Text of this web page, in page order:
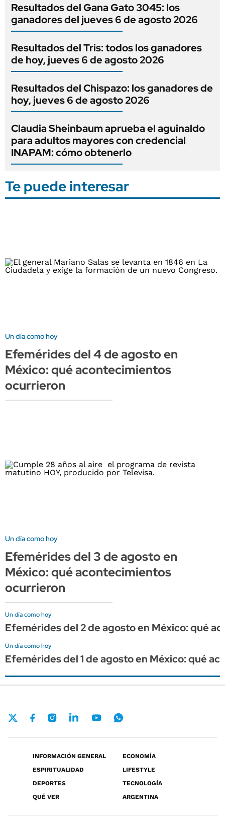
Resultados del Gana Gato 3045: los
ganadores del jueves 6 de agosto 2026
Resultados del Tris: todos los ganadores
de hoy, jueves 6 de agosto 2026
Resultados del Chispazo: los ganadores de
hoy, jueves 6 de agosto 2026
Claudia Sheinbaum aprueba el aguinaldo
para adultos mayores con credencial
INAPAM: cómo obtenerlo
Te puede interesar
Un día como hoy
Efemérides del 4 de agosto en
México: qué acontecimientos
ocurrieron
Un día como hoy
Efemérides del 3 de agosto en
México: qué acontecimientos
ocurrieron
Un día como hoy
Efemérides del 2 de agosto en México: qué
Un día como hoy
Efemérides del 1 de agosto en México: qué
INFORMACIÓN GENERAL
ECONOMÍA
ESPIRITUALIDAD
LIFESTYLE
DEPORTES
TECNOLOGÍA
QUÉ VER
ARGENTINA